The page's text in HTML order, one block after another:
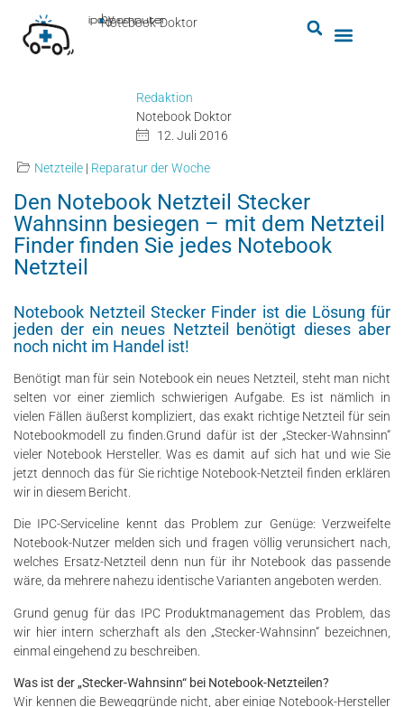
Notebook-Doktor
by
■
ipc-computer
Redaktion
Notebook Doktor
12. Juli 2016
Netzteile| Reparatur der Woche
Den Notebook Netzteil Stecker
Wahnsinn besiegen – mit dem Netzteil
Finder finden Sie jedes Notebook
Netzteil
Notebook Netzteil Stecker Finder ist die Lösung für
jeden der ein neues Netzteil benötigt dieses aber
noch nicht im Handel ist!
Benötigt man für sein Notebook ein neues Netzteil, steht man nicht
selten vor einer ziemlich schwierigen Aufgabe. Es ist nämlich in
vielen Fällen äußerst kompliziert, das exakt richtige Netzteil für sein
Notebookmodell zu finden.Grund dafür ist der „Stecker-Wahnsinn“
vieler Notebook Hersteller. Was es damit auf sich hat und wie Sie
jetzt dennoch das für Sie richtige Notebook-Netzteil finden erklären
wir in diesem Bericht.
Die IPC-Serviceline kennt das Problem zur Genüge: Verzweifelte
Notebook-Nutzer melden sich und fragen völlig verunsichert nach,
welches Ersatz-Netzteil denn nun für ihr Notebook das passende
wäre, da mehrere nahezu identische Varianten angeboten werden.
Grund genug für das IPC Produktmanagement das Problem, das
wir hier intern scherzhaft als den „Stecker-Wahnsinn“ bezeichnen,
einmal eingehend zu beschreiben.
Was ist der „Stecker-Wahnsinn“ bei Notebook-Netzteilen?
Wir kennen die Beweggründe nicht, aber einige Notebook-Hersteller